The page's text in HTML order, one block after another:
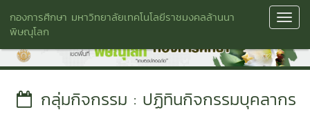
กองการศึกษา มหาวิทยาลัยเทคโนโลยีราชมงคลล้านนา
พิษณุโลก
กลุ่มกิจกรรม : ปฏิทินกิจกรรมบุคลากร